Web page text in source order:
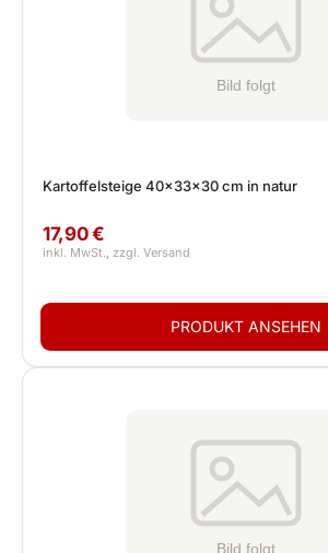
Kartoffelsteige 40x33x30 cm in natur
17,90 €